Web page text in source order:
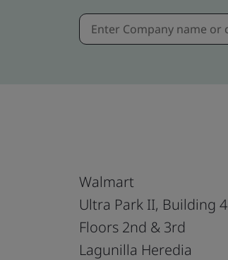
Walmart
Ultra Park II, Building 4
Floors 2nd & 3rd
Lagunilla Heredia